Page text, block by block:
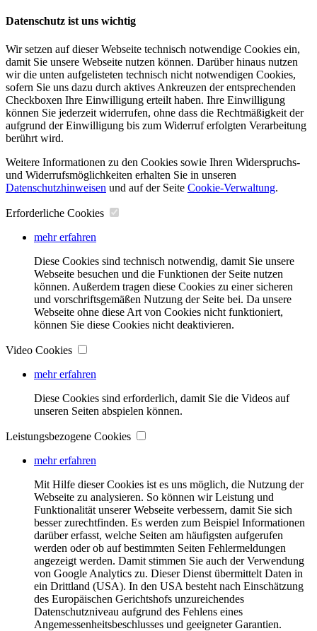
Datenschutz ist uns wichtig
Wir setzen auf dieser Webseite technisch notwendige Cookies ein,
damit Sie unsere Webseite nutzen können. Darüber hinaus nutzen
wir die unten aufgelisteten technisch nicht notwendigen Cookies,
sofern Sie uns dazu durch aktives Ankreuzen der entsprechenden
Checkboxen Ihre Einwilligung erteilt haben. Ihre Einwilligung
können Sie jederzeit widerrufen, ohne dass die Rechtmäßigkeit der
aufgrund der Einwilligung bis zum Widerruf erfolgten Verarbeitung
berührt wird.
Weitere Informationen zu den Cookies sowie Ihren Widerspruchs-
und Widerrufsmöglichkeiten erhalten Sie in unseren
Datenschutzhinweisen und auf der Seite Cookie-Verwaltung​.
Erforderliche Cookies
mehr erfahren
Diese Cookies sind technisch notwendig, damit Sie unsere
Webseite besuchen und die Funktionen der Seite nutzen
können. Außerdem tragen diese Cookies zu einer sicheren
und vorschriftsgemäßen Nutzung der Seite bei. Da unsere
Webseite ohne diese Art von Cookies nicht funktioniert,
können Sie diese Cookies nicht deaktivieren.
Video Cookies
mehr erfahren
Diese Cookies sind erforderlich, damit Sie die Videos auf
unseren Seiten abspielen können.
Leistungsbezogene Cookies
mehr erfahren
Mit Hilfe dieser Cookies ist es uns möglich, die Nutzung der
Webseite zu analysieren. So können wir Leistung und
Funktionalität unserer Webseite verbessern, damit Sie sich
besser zurechtfinden. Es werden zum Beispiel Informationen
darüber erfasst, welche Seiten am häufigsten aufgerufen
werden oder ob auf bestimmten Seiten Fehlermeldungen
angezeigt werden. Damit stimmen Sie auch der Verwendung
von Google Analytics zu. Dieser Dienst übermittelt Daten in
ein Drittland (USA). In den USA besteht nach Einschätzung
des Europäischen Gerichtshofs unzureichendes
Datenschutzniveau aufgrund des Fehlens eines
Angemessenheitsbeschlusses und geeigneter Garantien.